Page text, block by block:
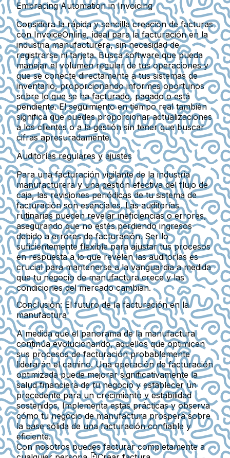
Embracing Automation in Invoicing
Considera la rápida y sencilla creación de facturas
con InvoiceOnline, ideal para la facturación en la
industria manufacturera, sin necesidad de
registrarse ni tarjeta. Busca software que pueda
manejar el volumen regular de tus operaciones y
que se conecte directamente a tus sistemas de
inventario, proporcionando informes oportunos
sobre lo que se ha facturado, pagado o está
pendiente. El seguimiento en tiempo real también
significa que puedes proporcionar actualizaciones
a los clientes o a la gestión sin tener que buscar
cifras apresuradamente.
Auditorías regulares y ajustes
Para una facturación vigilante de la industria
manufacturera y una gestión efectiva del flujo de
caja, las revisiones periódicas de tu sistema de
facturación son esenciales. Las auditorías
rutinarias pueden revelar ineficiencias o errores,
asegurando que no estés perdiendo ingresos
debido a errores de facturación. Ser lo
suficientemente flexible para ajustar tus procesos
en respuesta a lo que revelen las auditorías es
crucial para mantenerse a la vanguardia a medida
que tu negocio de manufactura crece y las
condiciones del mercado cambian.
Conclusión: El futuro de la facturación en la
manufactura
A medida que el panorama de la manufactura
continúa evolucionando, aquellos que optimicen
sus procesos de facturación probablemente
liderarán el camino. Una operación de facturación
optimizada puede mejorar significativamente la
salud financiera de tu negocio y establecer un
precedente para un crecimiento y estabilidad
sostenidos. Implementa estas prácticas y observa
cómo tu negocio de manufactura prospera sobre
la base sólida de una facturación confiable y
eficiente.
Con nosotros puedes facturar completamente a